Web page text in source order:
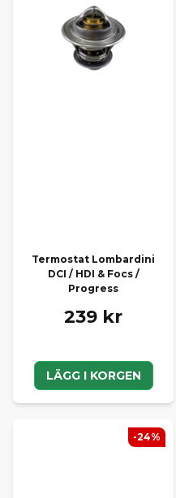
Termostat Lombardini
DCI / HDI & Focs /
Progress
239 kr
LÄGG I KORGEN
-24%